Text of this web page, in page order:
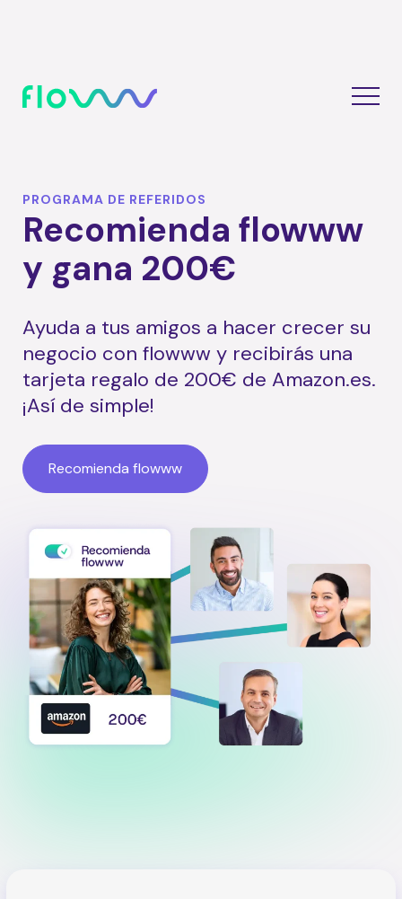
PROGRAMA DE REFERIDOS
Recomienda flowww
y gana 200€
Ayuda a tus amigos a hacer crecer su
negocio con flowww y recibirás una
tarjeta regalo de 200€ de Amazon.es.
¡Así de simple!
Recomienda flowww